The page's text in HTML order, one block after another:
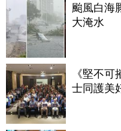
颱風白海
大淹水
《堅不
士同護美